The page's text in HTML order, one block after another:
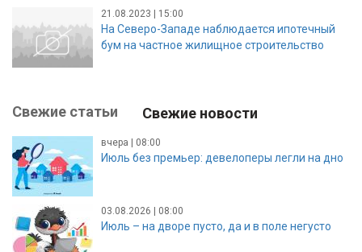
21.08.2023 | 15:00
На Северо-Западе наблюдается ипотечный
бум на частное жилищное строительство
Свежие статьи Свежие новости
вчера | 08:00
Июль без премьер: девелоперы легли на дно
03.08.2026 | 08:00
Июль – на дворе пусто, да и в поле негусто